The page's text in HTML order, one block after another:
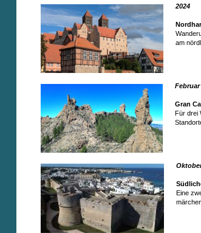
2024
am
Februar
Gran
Für drei
Eine